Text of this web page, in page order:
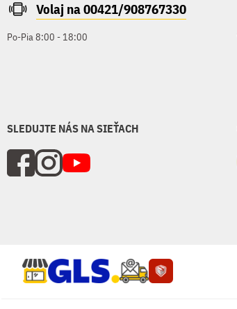
Volaj na 00421/908767330
Po-Pia 8:00 - 18:00
SLEDUJTE NÁS NA SIEŤACH